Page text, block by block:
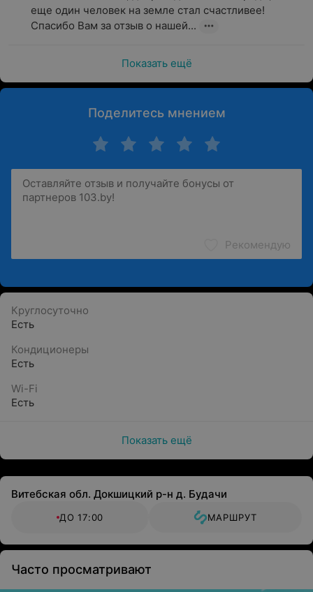
еще один человек на земле стал счастливее!
Спасибо Вам за отзыв о нашей...
Показать ещё
Поделитесь мнением
Рекомендую
Круглосуточно
Есть
Кондиционеры
Есть
Wi-Fi
Есть
Показать ещё
Витебская обл. Докшицкий р-н д. Будачи
ДО 17:00 МАРШРУТ
Часто просматривают